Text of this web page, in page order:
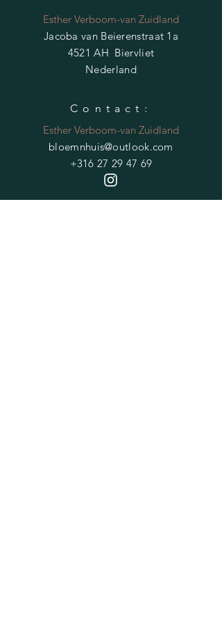
Esther Verboom-van Zuidland
Jacoba van Beierenstraat 1a
4521 AH Biervliet
Nederland
Contact:
Esther Verboom-van Zuidland
bloemnhuis@outlook.com
+316 27 29 47 69